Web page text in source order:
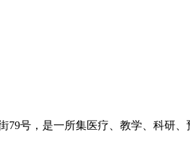
号，是一所集医疗、教学、科研